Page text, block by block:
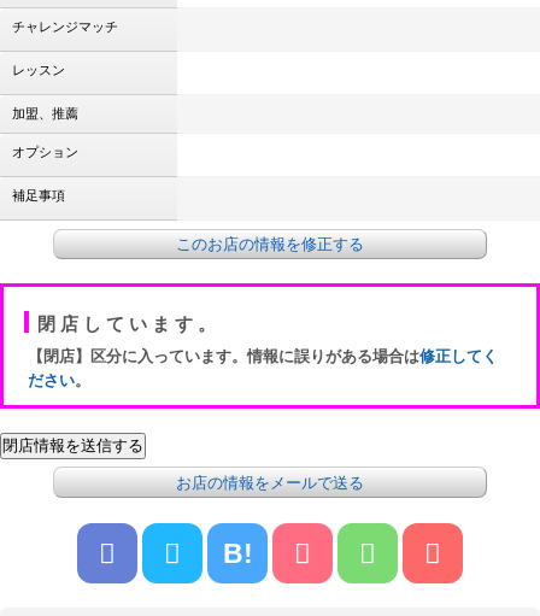
チャレンジマッチ
レッスン
加盟、推薦
オプション
補足事項
このお店の情報を修正する
閉店しています。
【閉店】区分に入っています。情報に誤りがある場合は修正してく
ださい。
お店の情報をメールで送る
B!